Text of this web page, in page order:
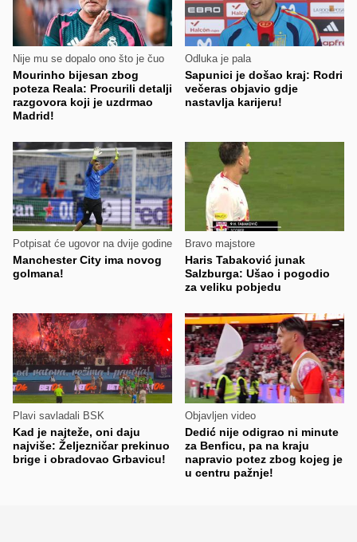
Nije mu se dopalo ono što je čuo
Mourinho bijesan zbog
poteza Reala: Procurili detalji
razgovora koji je uzdrmao
Madrid!
Odluka je pala
Sapunici je došao kraj: Rodri
večeras objavio gdje
nastavlja karijeru!
Potpisat će ugovor na dvije godine
Manchester City ima novog
golmana!
Bravo majstore
Haris Tabaković junak
Salzburga: Ušao i pogodio
za veliku pobjedu
Plavi savladali BSK
Kad je najteže, oni daju
najviše: Željezničar prekinuo
brige i obradovao Grbavicu!
Objavljen video
Dedić nije odigrao ni minute
za Benficu, pa na kraju
napravio potez zbog kojeg je
u centru pažnje!